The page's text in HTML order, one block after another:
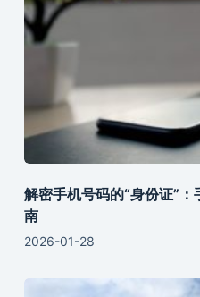
解密手机号码的“身份证”
南
2026-01-28